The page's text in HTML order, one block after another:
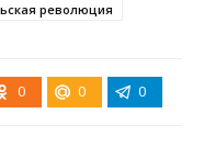
революция
0 0 0